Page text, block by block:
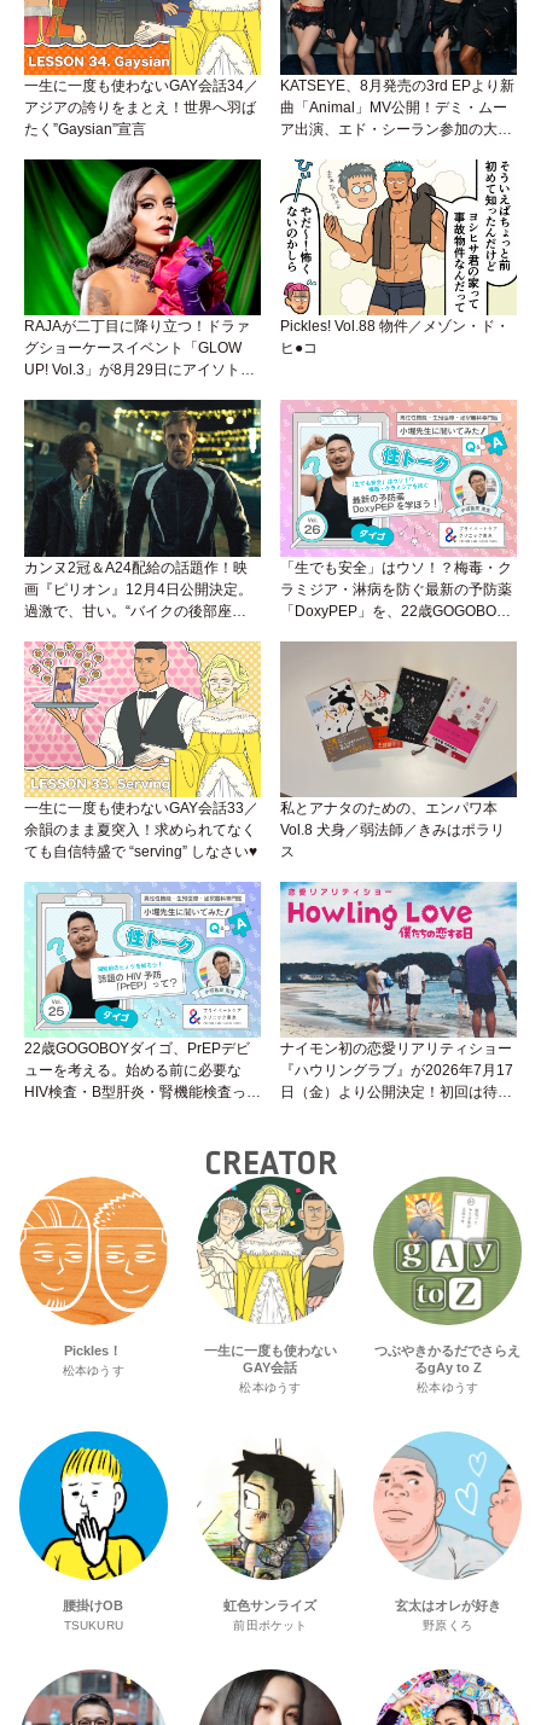
一生に一度も使わないGAY会話34／
アジアの誇りをまとえ！世界へ羽ば
たく”Gaysian”宣言
KATSEYE、8月発売の3rd EPより新
曲「Animal」MV公開！デミ・ムー
ア出演、エド・シーラン参加の大胆
RAJAが二丁目に降り立つ！ドラァ
グショーケースイベント「GLOW
UP! Vol.3」が8月29日にアイソトー
Pickles! Vol.88 物件／メゾン・ド・
ヒ●コ
カンヌ2冠＆A24配給の話題作！映
画『ピリオン』12月4日公開決定。
過激で、甘い。“バイクの後部座
「生でも安全」はウソ！？梅毒・ク
ラミジア・淋病を防ぐ最新の予防薬
「DoxyPEP」を、22歳GOGOBOY
（Vol.26）
一生に一度も使わないGAY会話33／
余韻のまま夏突入！求められてなく
ても自信特盛で “serving” しなさい♥
私とアナタのための、エンパワ本
Vol.8 犬身／弱法師／きみはポラリ
ス
22歳GOGOBOYダイゴ、PrEPデビ
ューを考える。始める前に必要な
HIV検査・B型肝炎・腎機能検査っ
生に聞けばイイ！（Vol.25）
ナイモン初の恋愛リアリティショー
『ハウリングラブ』が2026年7月17
日（金）より公開決定！初回は待望
CREATOR
Pickles！
松本ゆうす
一生に一度も使わない
GAY会話
松本ゆうす
つぶやきかるだでさらえ
るgAy to Z
松本ゆうす
腰掛けOB
TSUKURU
虹色サンライズ
前田ポケット
玄太はオレが好き
野原くろ